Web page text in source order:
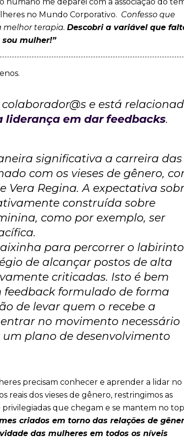
no Mundo Corporativo. Confesso que
melhor terapia. Descobri a variável que
mulher!”
e está
liderança em dar feedbacks.
significativa a carreira das
com os vieses de gênero,
Vera Regina. A expectativa
construída sobre
como por exemplo, ser
para percorrer o labirinto
de alcançar postos de alta
criticadas. Isto é bem
feedback formulado de forma
de levar quem o recebe a
no movimento necessário
plano de desenvolvimento
precisam conhecer e aprender a lidar no
reais dos vieses de gênero, restringimos as
que chegam e se mantem no
criados em torno das relações de
das mulheres em todos os níveis